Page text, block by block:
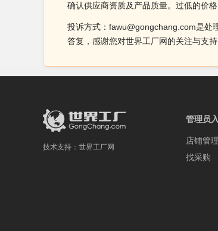
确认供应商资质及产品质量。过低的价
投诉方式：fawu@gongchang.com是处
答复，感谢您对世界工厂网的关注与支持
技术支持： 世界工厂网
管理员
店铺管理
找采购